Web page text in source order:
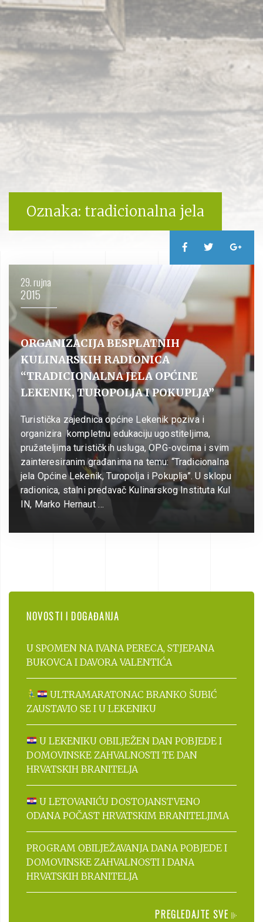
Oznaka: tradicionalna jela
29. rujna
2015
ORGANIZACIJA BESPLATNIH
KULINARSKIH RADIONICA
“TRADICIONALNA JELA OPĆINE
LEKENIK, TUROPOLJA I POKUPLJA”
Turistička zajednica općine Lekenik poziva i
organizira kompletnu edukaciju ugostiteljima,
pružateljima turističkih usluga, OPG-ovcima i svim
zainteresiranim građanima na temu: “Tradicionalna
jela Općine Lekenik, Turopolja i Pokuplja”. U sklopu
radionica, stalni predavač Kulinarskog Instituta Kul
IN, Marko Hernaut …
NOVOSTI I DOGAĐANJA
U SPOMEN NA IVANA PERECA, STJEPANA
BUKOVCA I DAVORA VALENTIĆA
ULTRAMARATONAC BRANKO ŠUBIĆ
ZAUSTAVIO SE I U LEKENIKU
U LEKENIKU OBILJEŽEN DAN POBJEDE I
DOMOVINSKE ZAHVALNOSTI TE DAN
HRVATSKIH BRANITELJA
U LETOVANIĆU DOSTOJANSTVENO
ODANA POČAST HRVATSKIM BRANITELJIMA
PROGRAM OBILJEŽAVANJA DANA POBJEDE I
DOMOVINSKE ZAHVALNOSTI I DANA
HRVATSKIH BRANITELJA
PREGLEDAJTE SVE